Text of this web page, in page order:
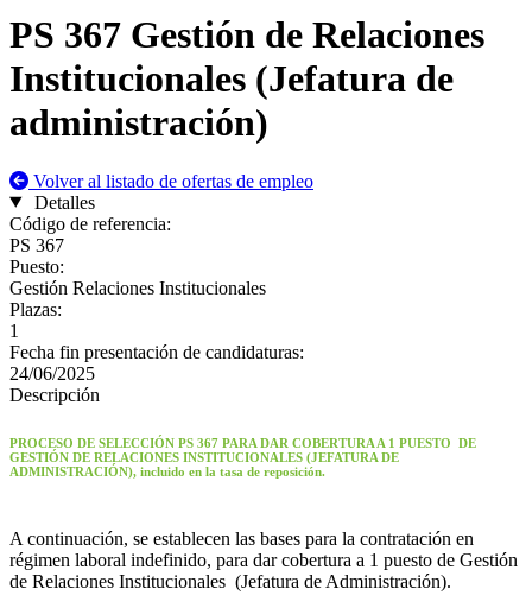
PS 367 Gestión de Relaciones
Institucionales (Jefatura de
administración)
Volver al listado de ofertas de empleo
Detalles
Código de referencia:
PS 367
Puesto:
Gestión Relaciones Institucionales
Plazas:
1
Fecha fin presentación de candidaturas:
24/06/2025
Descripción
PROCESO DE SELECCIÓN PS 367 PARA DAR COBERTURA A 1 PUESTO DE
GESTIÓN DE RELACIONES INSTITUCIONALES (JEFATURA DE
ADMINISTRACIÓN), incluido en la tasa de reposición.
A continuación, se establecen las bases para la contratación en
régimen laboral indefinido, para dar cobertura a 1 puesto de Gestión
de Relaciones Institucionales (Jefatura de Administración).